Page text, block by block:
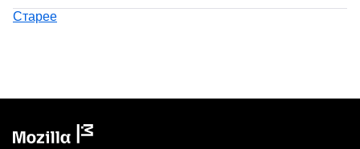
Старее